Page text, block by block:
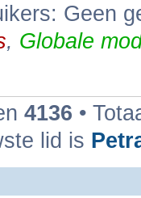
Geen
, Globale
4136 •
lid is